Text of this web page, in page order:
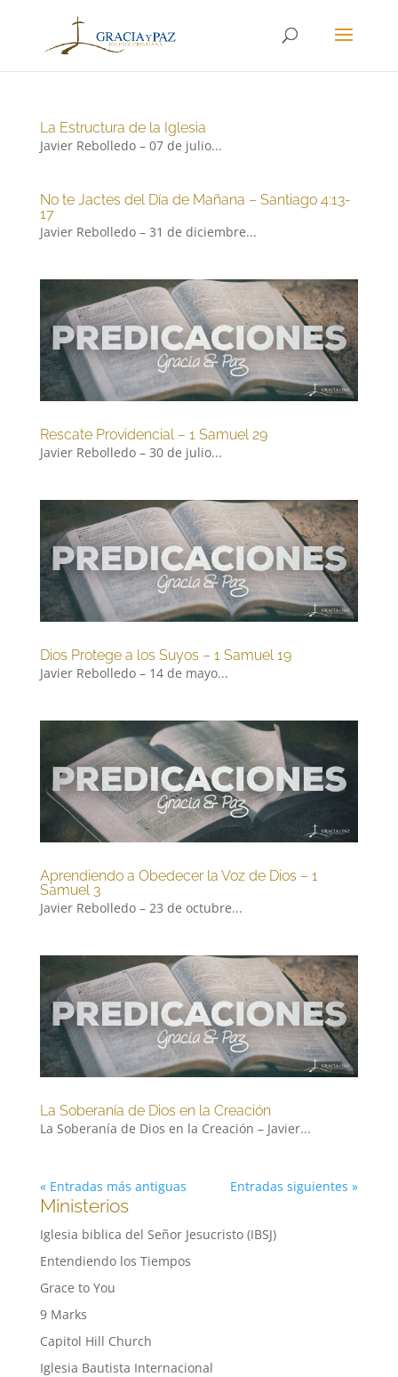
La Estructura de la Iglesia
Javier Rebolledo – 07 de julio...
No te Jactes del Día de Mañana – Santiago 4:13-
17
Javier Rebolledo – 31 de diciembre...
Rescate Providencial – 1 Samuel 29
Javier Rebolledo – 30 de julio...
Dios Protege a los Suyos – 1 Samuel 19
Javier Rebolledo – 14 de mayo...
Aprendiendo a Obedecer la Voz de Dios – 1
Samuel 3
Javier Rebolledo – 23 de octubre...
La Soberanía de Dios en la Creación
La Soberanía de Dios en la Creación – Javier...
« Entradas más antiguas Entradas siguientes »
Ministerios
Iglesia biblica del Señor Jesucristo (IBSJ)
Entendiendo los Tiempos
Grace to You
9 Marks
Capitol Hill Church
Iglesia Bautista Internacional